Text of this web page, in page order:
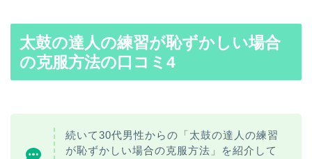
太鼓の達人の練習が恥ずかしい場合
の克服方法の口コミ4
続いて30代男性からの「太鼓の達人の練習
が恥ずかしい場合の克服方法」を紹介して